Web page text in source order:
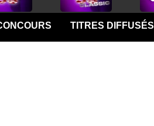
TITRES DIFFUSÉS